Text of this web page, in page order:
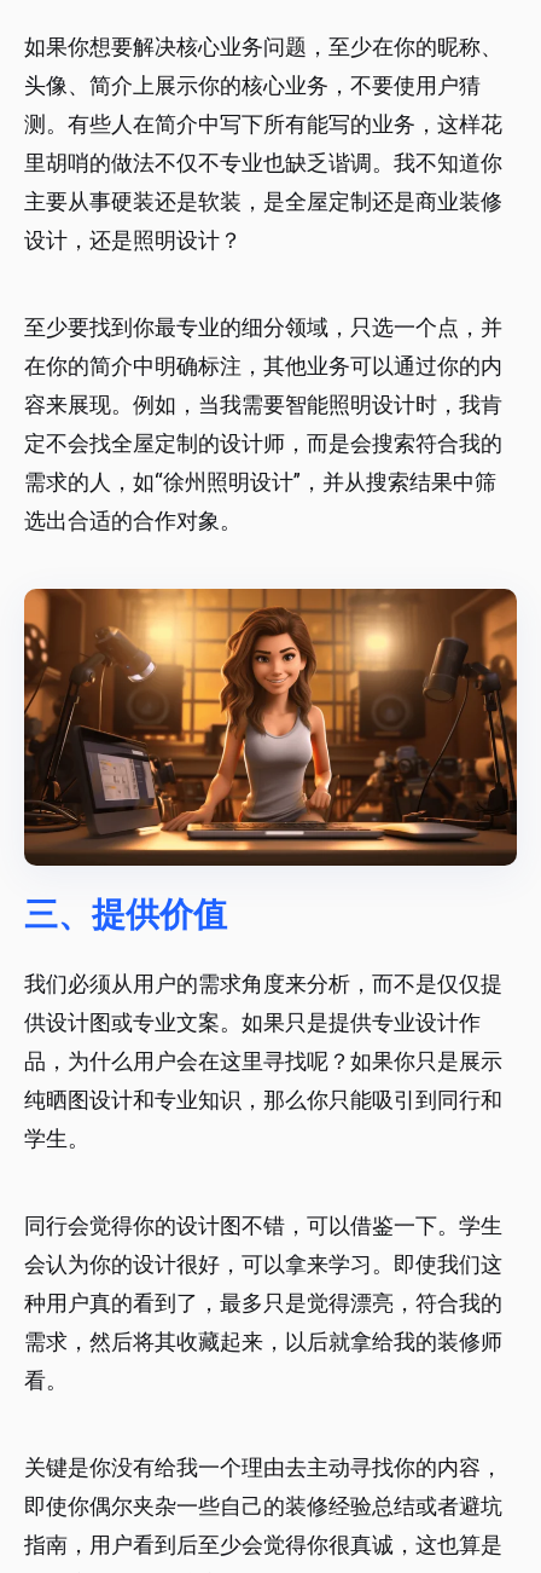
如果你想要解决核心业务问题，至少在你的昵称、
头像、简介上展示你的核心业务，不要使用户猜
测。有些人在简介中写下所有能写的业务，这样花
里胡哨的做法不仅不专业也缺乏谐调。我不知道你
主要从事硬装还是软装，是全屋定制还是商业装修
设计，还是照明设计？
至少要找到你最专业的细分领域，只选一个点，并
在你的简介中明确标注，其他业务可以通过你的内
容来展现。例如，当我需要智能照明设计时，我肯
定不会找全屋定制的设计师，而是会搜索符合我的
需求的人，如“徐州照明设计”，并从搜索结果中筛
选出合适的合作对象。
三、提供价值
我们必须从用户的需求角度来分析，而不是仅仅提
供设计图或专业文案。如果只是提供专业设计作
品，为什么用户会在这里寻找呢？如果你只是展示
纯晒图设计和专业知识，那么你只能吸引到同行和
学生。
同行会觉得你的设计图不错，可以借鉴一下。学生
会认为你的设计很好，可以拿来学习。即使我们这
种用户真的看到了，最多只是觉得漂亮，符合我的
需求，然后将其收藏起来，以后就拿给我的装修师
看。
关键是你没有给我一个理由去主动寻找你的内容，
即使你偶尔夹杂一些自己的装修经验总结或者避坑
指南，用户看到后至少会觉得你很真诚，这也算是